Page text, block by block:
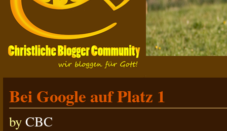
Bei Google auf Platz 1
byCBC